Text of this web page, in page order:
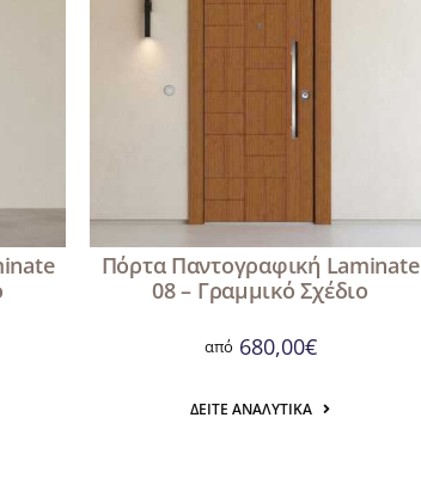
Πόρτα Παντογραφική Laminate
08 – Γραμμικό Σχέδιο
από 680,00€
ΔΕΊΤΕ ΑΝΑΛΥΤΙΚΆ